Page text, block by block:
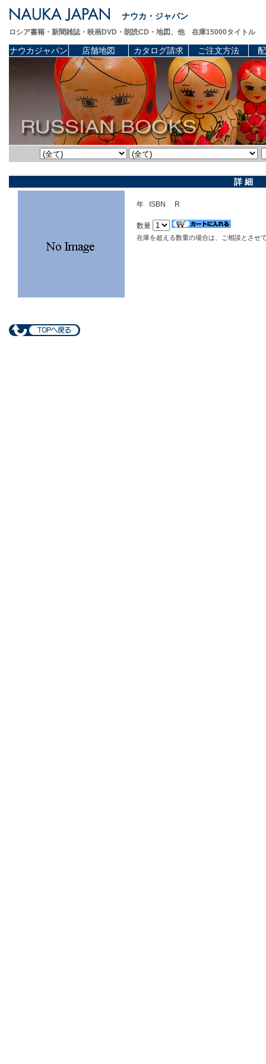
ナウカ・ジャパン
ロシア書籍・新聞雑誌・映画DVD・朗読CD・地図、他 在庫15000タイトル
ナウカジャパン 店舗地図 カタログ請求 ご注文方法
詳 細
年 ISBN R
数量
在庫を超える数量の場合は、ご相談とさせ